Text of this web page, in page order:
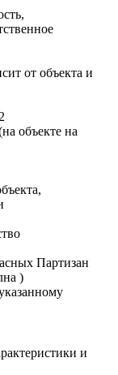
от объекта и
объекте на
Партизан
)
и